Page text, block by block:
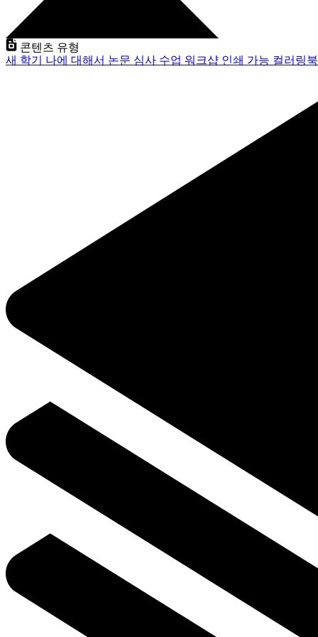
콘텐츠 유형
새 학기 나에 대해서 논문 심사 수업 워크샵 인쇄 가능 컬러링북